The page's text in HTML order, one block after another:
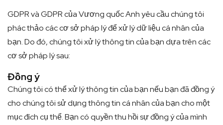
GDPR và GDPR của Vương quốc Anh yêu cầu chúng tôi
phác thảo các cơ sở pháp lý để xử lý dữ liệu cá nhân của
bạn. Do đó, chúng tôi xử lý thông tin của bạn dựa trên các
cơ sở pháp lý sau:
Đồng ý
Chúng tôi có thể xử lý thông tin của bạn nếu bạn đã đồng ý
cho chúng tôi sử dụng thông tin cá nhân của bạn cho một
mục đích cụ thể. Bạn có quyền thu hồi sự đồng ý của mình